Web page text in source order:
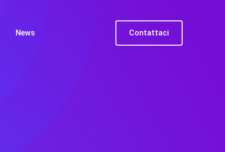
News Contattaci